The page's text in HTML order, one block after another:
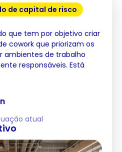
de capital de risco
que tem por objetivo criar
cowork que priorizam os
ambientes de trabalho
responsáveis. Está
atual